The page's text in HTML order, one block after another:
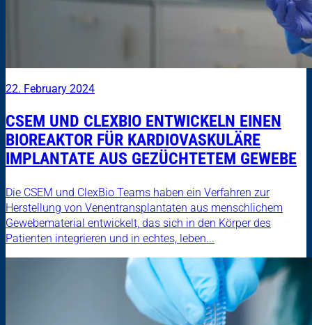
22. February 2024
CSEM UND CLEXBIO ENTWICKELN EINEN
BIOREAKTOR FÜR KARDIOVASKULÄRE
IMPLANTATE AUS GEZÜCHTETEM GEWEBE
Die CSEM und ClexBio Teams haben ein Verfahren zur
Herstellung von Venentransplantaten aus menschlichem
Gewebematerial entwickelt, das sich in den Körper des
Patienten integrieren und in echtes, leben...